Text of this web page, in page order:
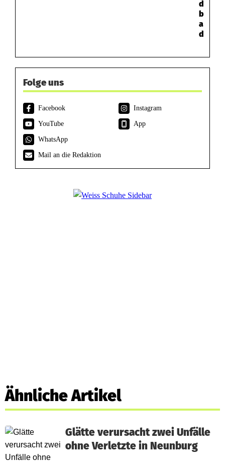
d
b
a
d
Folge uns
Facebook
Instagram
YouTube
App
WhatsApp
Mail an die Redaktion
Ähnliche Artikel
Glätte verursacht zwei Unfälle
ohne Verletzte in Neunburg